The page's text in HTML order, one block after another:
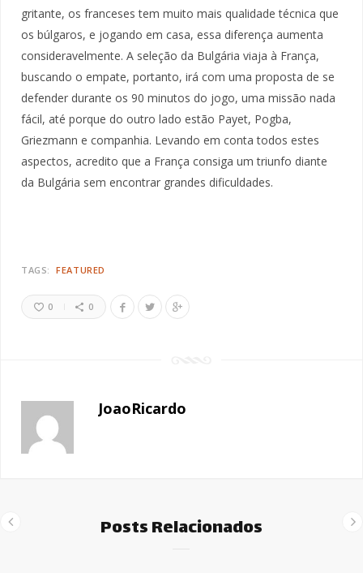
gritante, os franceses tem muito mais qualidade técnica que
os búlgaros, e jogando em casa, essa diferença aumenta
consideravelmente. A seleção da Bulgária viaja à França,
buscando o empate, portanto, irá com uma proposta de se
defender durante os 90 minutos do jogo, uma missão nada
fácil, até porque do outro lado estão Payet, Pogba,
Griezmann e companhia. Levando em conta todos estes
aspectos, acredito que a França consiga um triunfo diante
da Bulgária sem encontrar grandes dificuldades.
TAGS: FEATURED
0 0
JoaoRicardo
Posts Relacionados